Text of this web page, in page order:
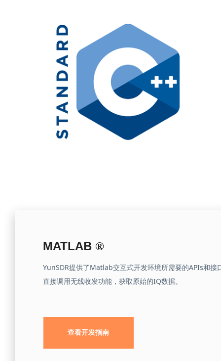
MATLAB ®
YunSDR提供了Matlab交互式开发环境所需要的APIs和接
直接调用无线收发功能，获取原始的IQ数据。
查看开发指南